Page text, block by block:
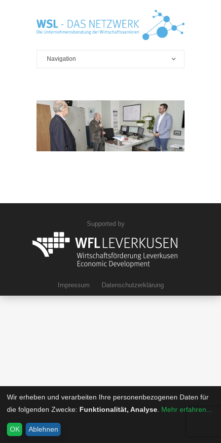
Supported by
Impressum Datenschutzerklärung
Wir erheben und verarbeiten Ihre personenbezogenen Daten für
die folgenden Zwecke: Funktionalität, Analyse Mehr erfahren...
OK Ablehnen